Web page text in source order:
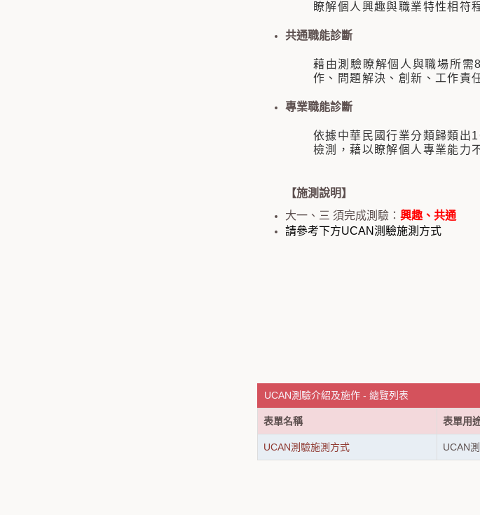
瞭解個人興趣與職業特性相符
共通職能診斷
藉由測驗瞭解個人與職場所
作、問題解決、創新、工作責
專業職能診斷
依據中華民國行業分類歸類出
檢測，藉以瞭解個人專業能力
【施測說明】
大一、三 須完成測驗： 興趣、共通
請參考下方UCAN測驗施測方式
UCAN測驗介紹及施作 - 總覽列表
表單名稱 表單用
UCAN測驗施測方式 UCAN